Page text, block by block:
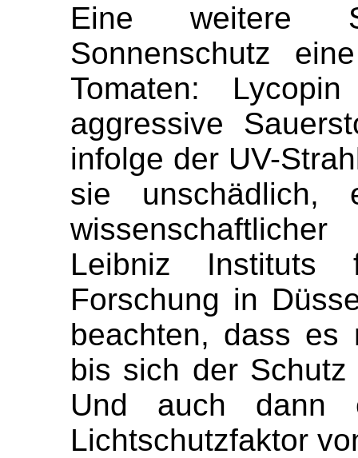
Eine weitere
Sonnenschutz
Tomaten:
aggressive
infolge der UV-
sie unschädlich,
Leibniz Instituts
Forschung in
beachten, dass es
bis sich der Schutz
Und auch dann
Lichtschutzfaktor